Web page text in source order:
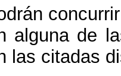
alguna de
las citadas